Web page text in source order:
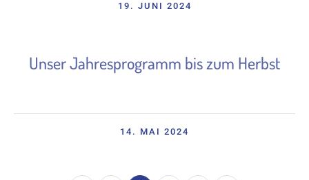
19. JUNI 2024
Unser Jahresprogramm bis zum Herbst
14. MAI 2024